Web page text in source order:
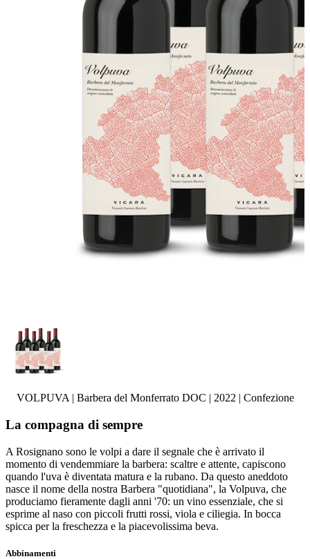
VOLPUVA | Barbera del Monferrato DOC | 2022 | Confezione
La compagna di sempre
A Rosignano sono le volpi a dare il segnale che è arrivato il
momento di vendemmiare la barbera: scaltre e attente, capiscono
quando l'uva è diventata matura e la rubano. Da questo aneddoto
nasce il nome della nostra Barbera "quotidiana", la Volpuva, che
produciamo fieramente dagli anni '70: un vino essenziale, che si
esprime al naso con piccoli frutti rossi, viola e ciliegia. In bocca
spicca per la freschezza e la piacevolissima beva.
Abbinamenti